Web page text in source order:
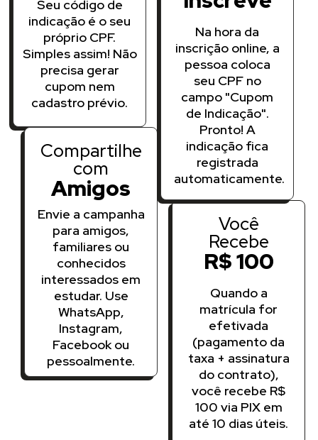
Seu código de
indicação é o seu
próprio CPF.
Simples assim! Não
precisa gerar
cupom nem
cadastro prévio.
Compartilhe
com
Amigos
Envie a campanha
para amigos,
familiares ou
conhecidos
interessados em
estudar. Use
WhatsApp,
Instagram,
Facebook ou
pessoalmente.
Você
Recebe
R$ 100
Quando a
matrícula for
efetivada
(pagamento da
taxa + assinatura
do contrato),
você recebe R$
100 via PIX em
até 10 dias úteis.
Na hora da
inscrição online, a
pessoa coloca
seu CPF no
campo "Cupom
de Indicação".
Pronto! A
indicação fica
registrada
automaticamente.